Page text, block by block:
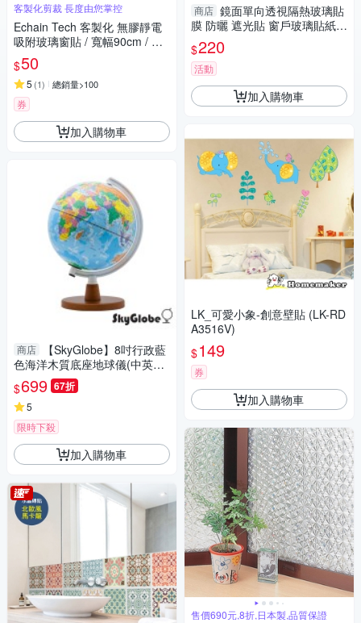
客製化剪裁 長度由您掌控
Echain Tech 客製化 無膠靜電
吸附玻璃窗貼 / 寬幅90cm / 每
單位10cm / 共9款
$50
5 (1) 總銷量>100
券
加入購物車
商店
【SkyGlobe】8吋行政藍
色海洋木質底座地球儀(中英文
對照)
$699 67折
5
限時下殺
加入購物車
商店 鏡面單向透視隔熱玻璃貼
膜 防曬 遮光貼 窗戶玻璃貼紙
反光 防偷窺
$220
活動
加入購物車
LK_可愛小象-創意壁貼 (LK-RD
A3516V)
$149
券
加入購物車
售價690元,8折,日本製,品質保證